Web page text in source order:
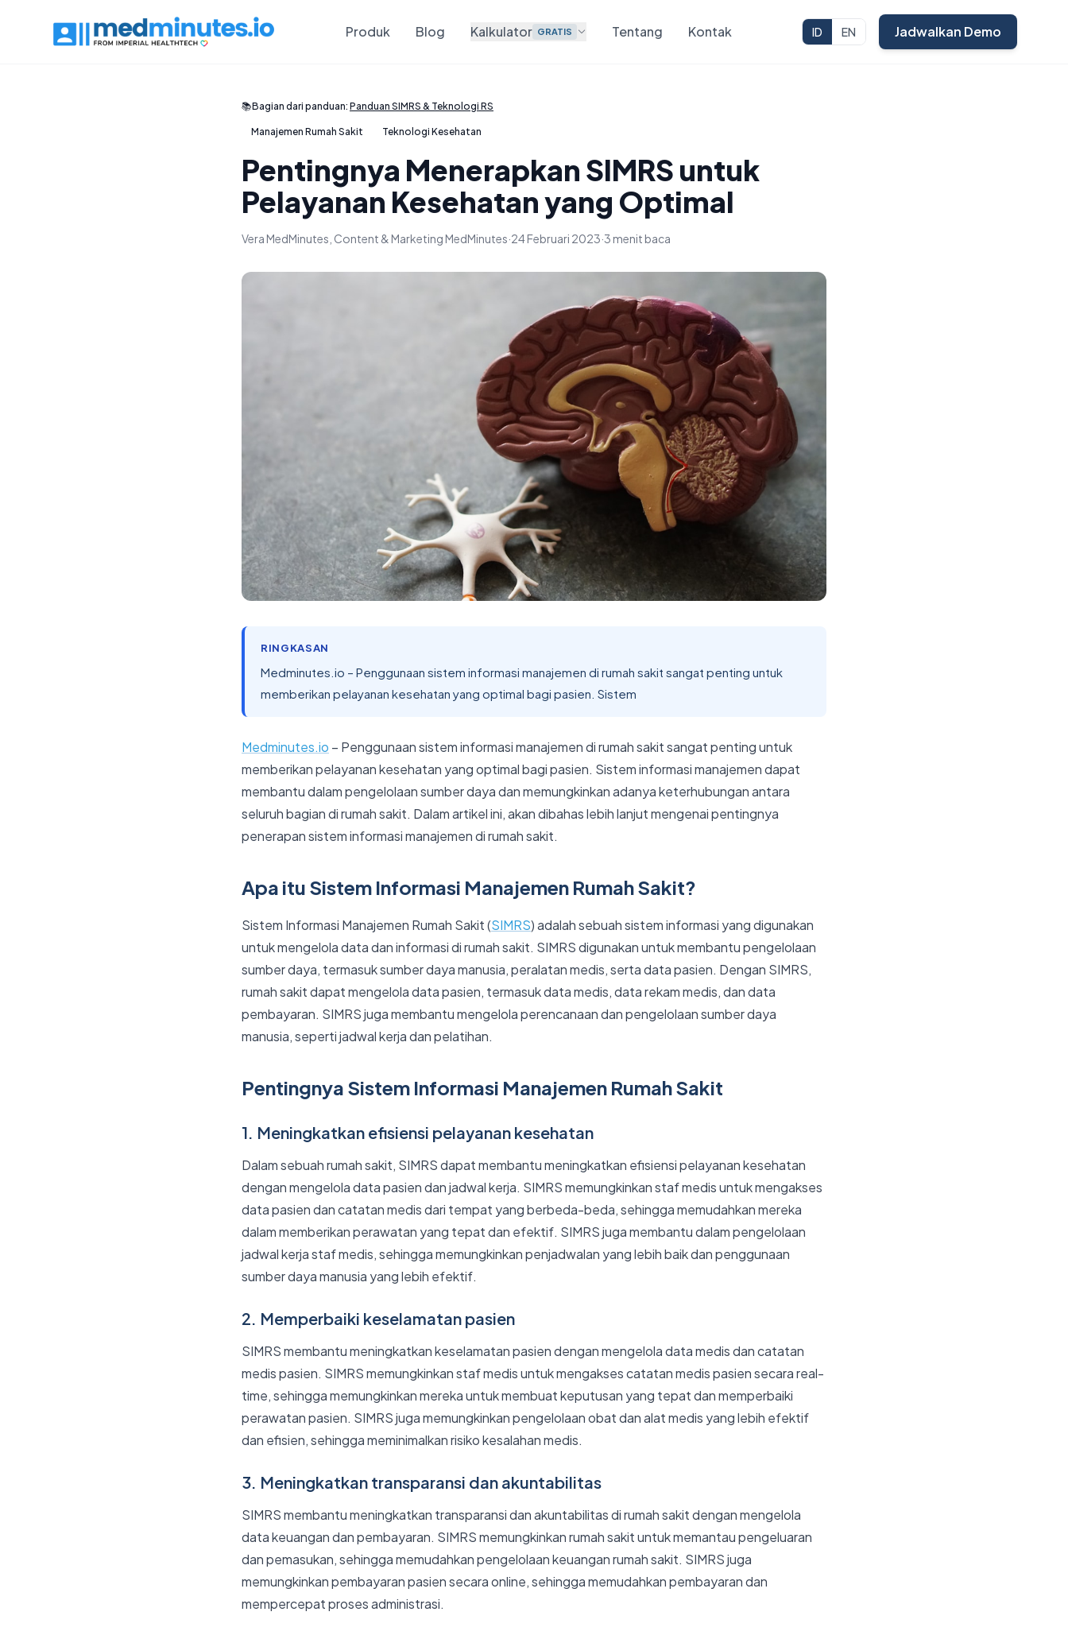
Produk Blog Kalkulator GRATIS Tentang Kontak ID EN Jadwalkan Demo
📚Bagian dari panduan: Panduan SIMRS & Teknologi RS
Manajemen Rumah Sakit Teknologi Kesehatan
Pentingnya Menerapkan SIMRS untuk
Pelayanan Kesehatan yang Optimal
Vera MedMinutes, Content & Marketing MedMinutes·24 Februari 2023·3 menit baca
RINGKASAN
Medminutes.io – Penggunaan sistem informasi manajemen di rumah sakit sangat penting untuk
memberikan pelayanan kesehatan yang optimal bagi pasien. Sistem
Medminutes.io – Penggunaan sistem informasi manajemen di rumah sakit sangat penting untuk
memberikan pelayanan kesehatan yang optimal bagi pasien. Sistem informasi manajemen dapat
membantu dalam pengelolaan sumber daya dan memungkinkan adanya keterhubungan antara
seluruh bagian di rumah sakit. Dalam artikel ini, akan dibahas lebih lanjut mengenai pentingnya
penerapan sistem informasi manajemen di rumah sakit.
Apa itu Sistem Informasi Manajemen Rumah Sakit?
Sistem Informasi Manajemen Rumah Sakit (SIMRS) adalah sebuah sistem informasi yang digunakan
untuk mengelola data dan informasi di rumah sakit. SIMRS digunakan untuk membantu pengelolaan
sumber daya, termasuk sumber daya manusia, peralatan medis, serta data pasien. Dengan SIMRS,
rumah sakit dapat mengelola data pasien, termasuk data medis, data rekam medis, dan data
pembayaran. SIMRS juga membantu mengelola perencanaan dan pengelolaan sumber daya
manusia, seperti jadwal kerja dan pelatihan.
Pentingnya Sistem Informasi Manajemen Rumah Sakit
1. Meningkatkan efisiensi pelayanan kesehatan
Dalam sebuah rumah sakit, SIMRS dapat membantu meningkatkan efisiensi pelayanan kesehatan
dengan mengelola data pasien dan jadwal kerja. SIMRS memungkinkan staf medis untuk mengakses
data pasien dan catatan medis dari tempat yang berbeda-beda, sehingga memudahkan mereka
dalam memberikan perawatan yang tepat dan efektif. SIMRS juga membantu dalam pengelolaan
jadwal kerja staf medis, sehingga memungkinkan penjadwalan yang lebih baik dan penggunaan
sumber daya manusia yang lebih efektif.
2. Memperbaiki keselamatan pasien
SIMRS membantu meningkatkan keselamatan pasien dengan mengelola data medis dan catatan
medis pasien. SIMRS memungkinkan staf medis untuk mengakses catatan medis pasien secara real-
time, sehingga memungkinkan mereka untuk membuat keputusan yang tepat dan memperbaiki
perawatan pasien. SIMRS juga memungkinkan pengelolaan obat dan alat medis yang lebih efektif
dan efisien, sehingga meminimalkan risiko kesalahan medis.
3. Meningkatkan transparansi dan akuntabilitas
SIMRS membantu meningkatkan transparansi dan akuntabilitas di rumah sakit dengan mengelola
data keuangan dan pembayaran. SIMRS memungkinkan rumah sakit untuk memantau pengeluaran
dan pemasukan, sehingga memudahkan pengelolaan keuangan rumah sakit. SIMRS juga
memungkinkan pembayaran pasien secara online, sehingga memudahkan pembayaran dan
mempercepat proses administrasi.